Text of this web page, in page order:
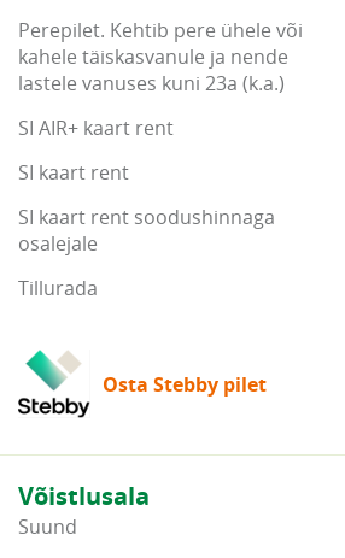
Perepilet. Kehtib pere ühele või
kahele täiskasvanule ja nende
lastele vanuses kuni 23a (k.a.)
SI AIR+ kaart rent
SI kaart rent
SI kaart rent soodushinnaga
osalejale
Tillurada
Osta Stebby pilet
Võistlusala
Suund